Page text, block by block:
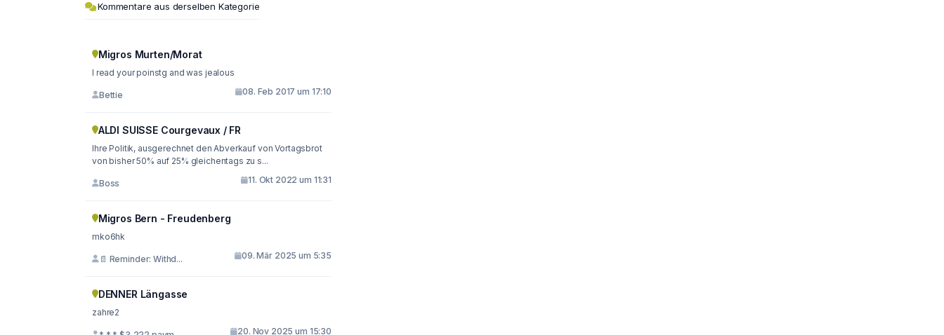
Kommentare aus derselben Kategorie
Migros Murten/Morat
I read your poinstg and was jealous
Bettie 08. Feb 2017 um 17:10
ALDI SUISSE Courgevaux / FR
Ihre Politik, ausgerechnet den Abverkauf von Vortagsbrot
von bisher 50% auf 25% gleichentags zu s...
Boss 11. Okt 2022 um 11:31
Migros Bern - Freudenberg
mko6hk
📄 Reminder: Withd... 09. Mär 2025 um 5:35
DENNER Längasse
zahre2
20. Nov 2025 um 15:30